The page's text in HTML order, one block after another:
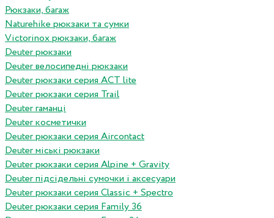
Рюкзаки, багаж
Naturehike рюкзаки та сумки
Victorinox рюкзаки, багаж
Deuter рюкзаки
Deuter велосипедні рюкзаки
Deuter рюкзаки серия ACT lite
Deuter рюкзаки серия Trail
Deuter гаманці
Deuter косметички
Deuter рюкзаки серия Aircontact
Deuter міські рюкзаки
Deuter рюкзаки серия Alpine + Gravity
Deuter підсідельні сумочки і аксесуари
Deuter рюкзаки серия Classic + Spectro
Deuter рюкзаки серия Family 36